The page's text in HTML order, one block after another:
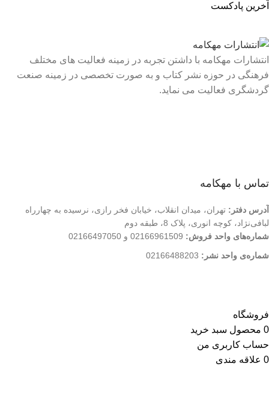
آخرین پادکست
انتشارات مهکامه با داشتن تجربه در زمینه فعالیت های مختلف
فرهنگی در حوزه نشر کتاب و به صورت تخصصی در زمینه صنعت
گردشگری فعالیت می نماید.
تماس با مهکامه
آدرس دفتر: تهران، میدان انقلاب، خیابان فخر رازی، نرسیده به چهارراه
لبافی‌نژاد، کوچه انوری، پلاک 8، طبقه دوم
شماره‌های واحد فروش: 02166961509 و 02166497050
شماره‌‌ی واحد نشر:
فروشگاه
0 محصول سبد خرید
حساب کاربری من
0 علاقه مندی